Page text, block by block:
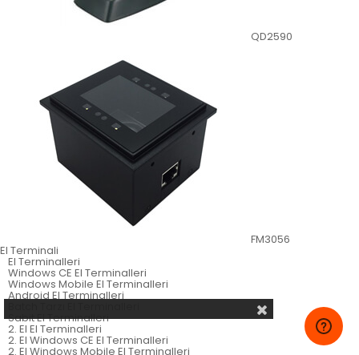
QD2590
FM3056
El Terminali
El Terminalleri
Windows CE El Terminalleri
Windows Mobile El Terminalleri
Android El Terminalleri
Sabit El Terminalleri
2. El El Terminalleri
2. El Windows CE El Terminalleri
2. El Windows Mobile El Terminalleri